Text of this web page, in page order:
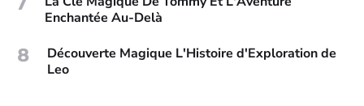
Enchantée Au-Delà
8
Découverte Magique L'Histoire d'Exploration de
Leo